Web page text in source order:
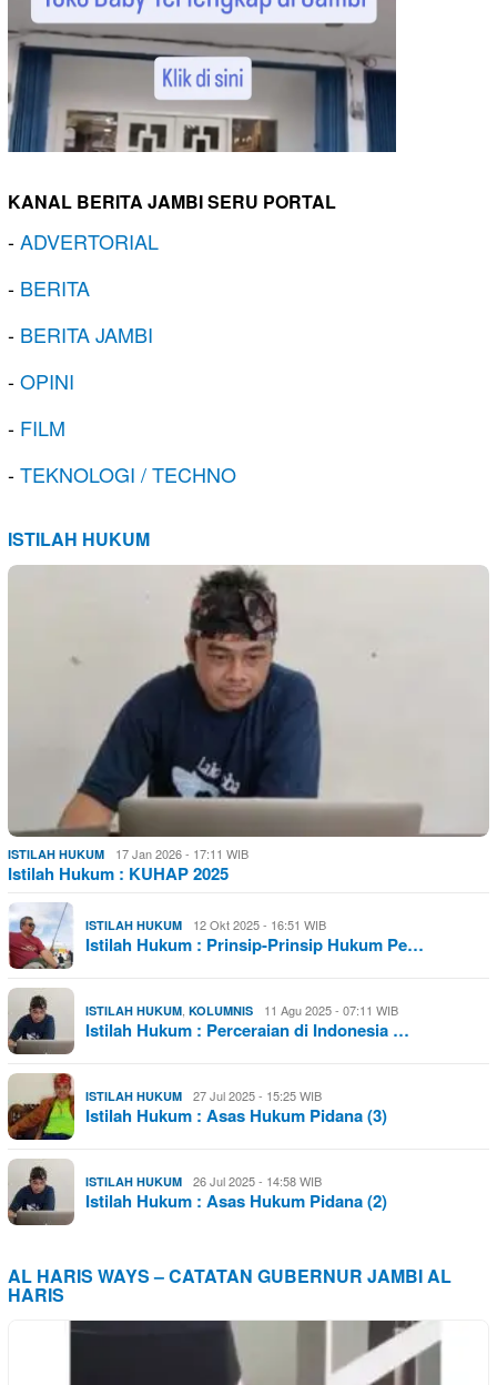
KANAL BERITA JAMBI SERU PORTAL
-ADVERTORIAL
- BERITA
- BERITA JAMBI
-OPINI
- FILM
-TEKNOLOGI / TECHNO
ISTILAH HUKUM
ISTILAH HUKUM 17 Jan 2026 - 17:11 WIB
Istilah Hukum : KUHAP 2025
ISTILAH HUKUM 12 Okt 2025 - 16:51 WIB
Istilah Hukum : Prinsip-Prinsip Hukum Pe…
ISTILAH HUKUM, KOLUMNIS 11 Agu 2025 - 07:11 WIB
Istilah Hukum : Perceraian di Indonesia …
ISTILAH HUKUM 27 Jul 2025 - 15:25 WIB
Istilah Hukum : Asas Hukum Pidana (3)
ISTILAH HUKUM 26 Jul 2025 - 14:58 WIB
Istilah Hukum : Asas Hukum Pidana (2)
AL HARIS WAYS – CATATAN GUBERNUR JAMBI AL
HARIS